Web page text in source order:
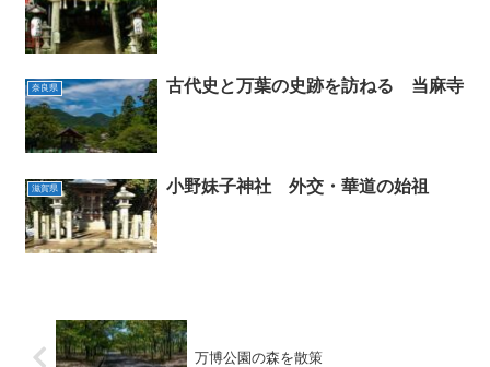
奈良県 古代史と万葉の史跡を訪ねる 当麻寺
滋賀県 小野妹子神社 外交・華道の始祖
万博公園の森を散策